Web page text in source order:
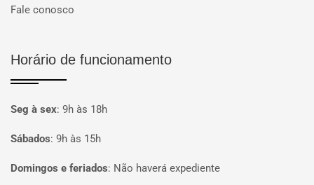
Fale conosco
Horário de funcionamento
Seg à sex: 9h às 18h
Sábados: 9h às 15h
Domingos e feriados: Não haverá expediente